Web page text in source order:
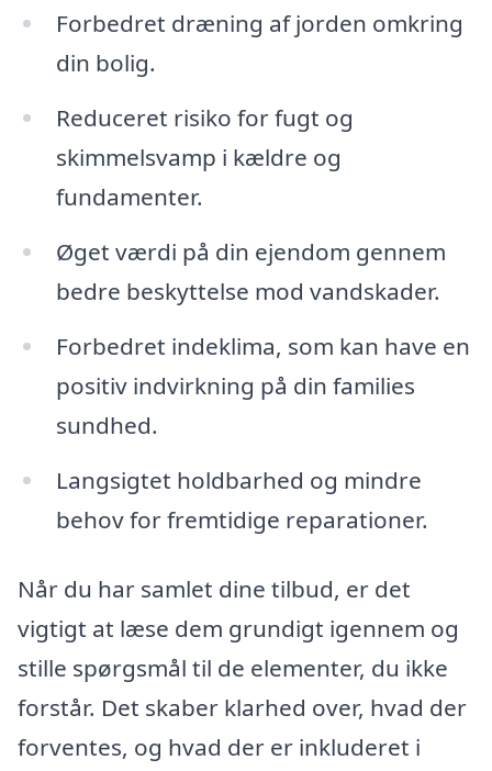
Forbedret dræning af jorden omkring
din bolig.
Reduceret risiko for fugt og
skimmelsvamp i kældre og
fundamenter.
Øget værdi på din ejendom gennem
bedre beskyttelse mod vandskader.
Forbedret indeklima, som kan have en
positiv indvirkning på din families
sundhed.
Langsigtet holdbarhed og mindre
behov for fremtidige reparationer.
Når du har samlet dine tilbud, er det
vigtigt at læse dem grundigt igennem og
stille spørgsmål til de elementer, du ikke
forstår. Det skaber klarhed over, hvad der
forventes, og hvad der er inkluderet i